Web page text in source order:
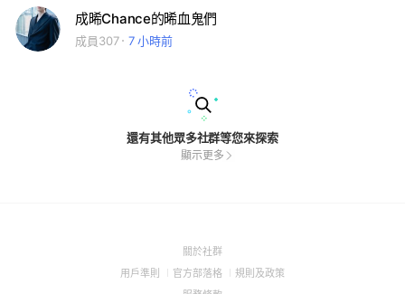
成晞Chance的晞血鬼們
成員307 7 小時前
還有其他眾多社群等您來探索
顯示更多
關於社群(Open
用戶準則
(Open
官方部落格
(Open
規則及政策(Open